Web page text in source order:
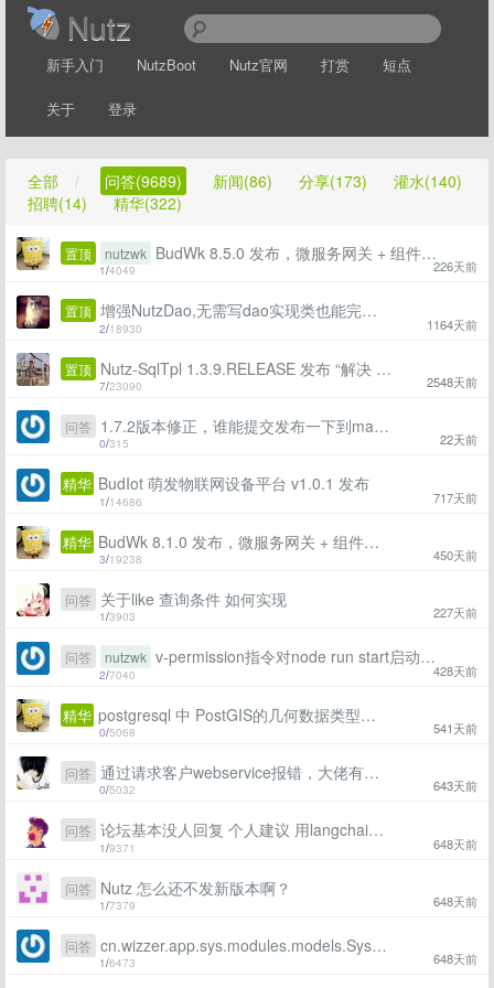
Nutz
新手入门 NutzBoot Nutz官网 打赏 短点
关于 登录
全部 / 问答(9689) 新闻(86) 分享(173)
灌水(140)
招聘(14)
精华(322)
1/4049 226天前
置顶 nutzwk BudWk 8.5.0 发布，微服务网关 + 组件化 + Vue3 + Element-Plus + TypeScript
2/18930 1164天前
置顶 增强NutzDao,无需写dao实现类也能完成数据库基础crud、复杂sql查询、存储过程调用
7/23090 2548天前
置顶 Nutz-SqlTpl 1.3.9.RELEASE 发布 “解决 Java 拼接 SQL”问题
0/315 22天前
问答 1.7.2版本修正，谁能提交发布一下到maven
1/14686 717天前
精华 BudIot 萌发物联网设备平台 v1.0.1 发布
3/19238 450天前
精华 BudWk 8.1.0 发布，微服务网关 + 组件化 + Vue3 + Element-Plus + TypeScript
1/3903 227天前
问答 关于like 查询条件 如何实现
2/7040 428天前
问答 nutzwk v-permission指令对node run start启动时无效？
0/5068 541天前
精华 postgresql 中 PostGIS的几何数据类型处理
0/5032 643天前
问答 通过请求客户webservice报错，大佬有什么解决办法
1/9371 648天前
问答 论坛基本没人回复 个人建议 用langchain 读取文档 结合GPT自动回答问题吧
1/7379 648天前
问答 Nutz 怎么还不发新版本啊？
1/6473 648天前
问答 cn.wizzer.app.sys.modules.models.Sys_user cannot be cast to java.util.List